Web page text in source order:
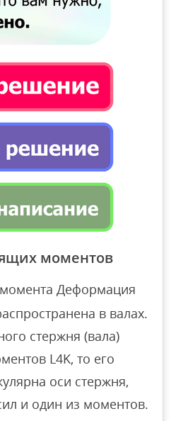
моментов
Деформация
в валах.
стержня (вала)
L4K, то его
оси стержня,
и один из моментов.